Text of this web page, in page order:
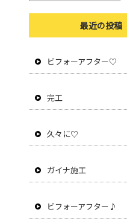
最近の投稿
ビフォーアフター♡
完工
久々に♡
ガイナ施工
ビフォーアフター♪